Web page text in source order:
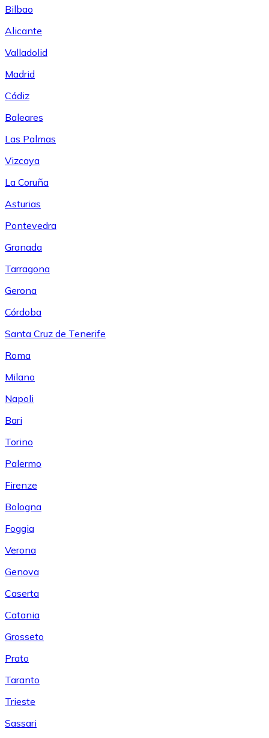
Bilbao
Alicante
Valladolid
Madrid
Cádiz
Baleares
Las Palmas
Vizcaya
La Coruña
Asturias
Pontevedra
Granada
Tarragona
Gerona
Córdoba
Santa Cruz de Tenerife
Roma
Milano
Napoli
Bari
Torino
Palermo
Firenze
Bologna
Foggia
Verona
Genova
Caserta
Catania
Grosseto
Prato
Taranto
Trieste
Sassari